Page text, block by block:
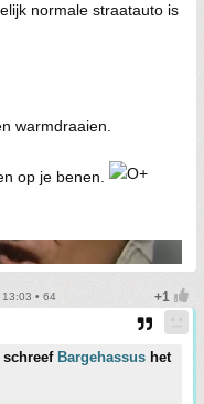
normale straatauto is
warmdraaien.
op je benen.
• 64
schreef Bargehassus het